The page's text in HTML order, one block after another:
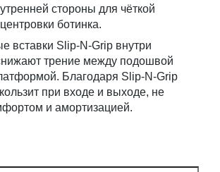
стороны для чёткой
ботинка.
вставки Slip-N-Grip внутри
трение между подошвой
Благодаря Slip-N-Grip
при входе и выходе, не
и амортизацией.